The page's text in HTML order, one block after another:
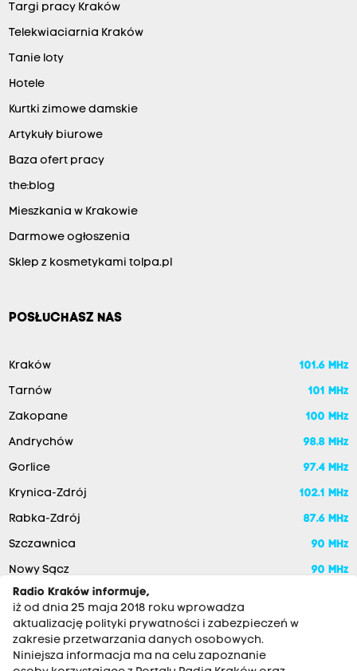
Targi pracy Kraków
Telekwiaciarnia Kraków
Tanie loty
Hotele
Kurtki zimowe damskie
Artykuły biurowe
Baza ofert pracy
the:blog
Mieszkania w Krakowie
Darmowe ogłoszenia
Sklep z kosmetykami tolpa.pl
POSŁUCHASZ NAS
Kraków 101.6 MHz
Tarnów 101 MHz
Zakopane 100 MHz
Andrychów 98.8 MHz
Gorlice 97.4 MHz
Krynica-Zdrój 102.1 MHz
Rabka-Zdrój 87.6 MHz
Szczawnica 90 MHz
Nowy Sącz
90 MHz
Radio Kraków informuje,
iż od dnia 25 maja 2018 roku wprowadza
aktualizację polityki prywatności i zabezpieczeń w
zakresie przetwarzania danych osobowych.
Niniejsza informacja ma na celu zapoznanie